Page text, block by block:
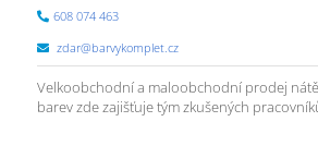
608 074 463
zdar@barvykomplet.cz
Velkoobchodní a maloobchodní prodej
barev zde zajišťuje tým zkušených